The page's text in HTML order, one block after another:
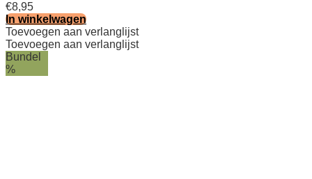
€8,95
In winkelwagen
Toevoegen aan verlanglijst
Toevoegen aan verlanglijst
Bundel
%